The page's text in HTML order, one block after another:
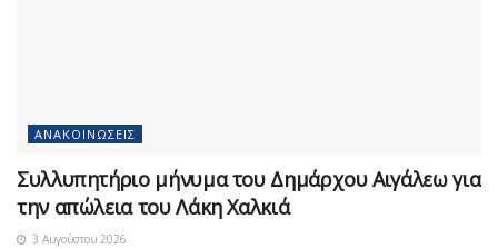
ΑΝΑΚΟΙΝΏΣΕΙΣ
Συλλυπητήριο μήνυμα του Δημάρχου Αιγάλεω για
την απώλεια του Λάκη Χαλκιά
3 Αυγούστου 2026